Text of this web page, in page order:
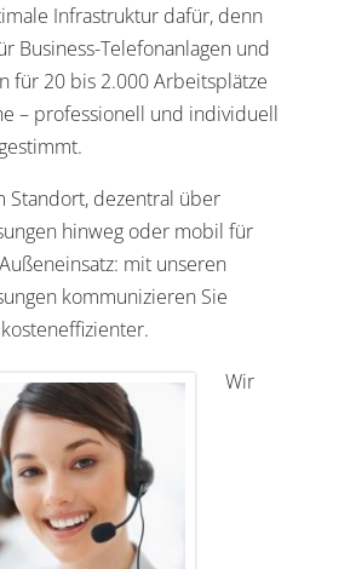
Infrastruktur dafür, denn
Business-Telefonanlagen und
für 20 bis 2.000 Arbeitsplätze
– professionell und individuell
Standort, dezentral über
hinweg oder mobil für
mit unseren
kommunizieren Sie
Wir